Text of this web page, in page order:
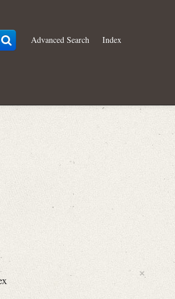
Advanced Search Index
×